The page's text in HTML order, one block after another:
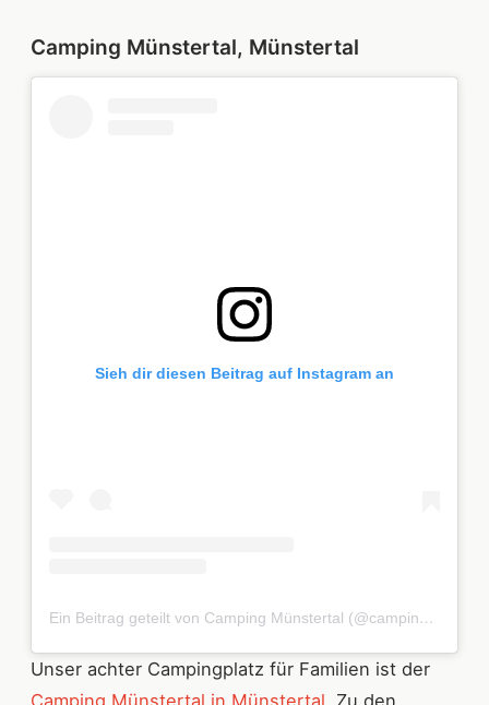
Camping Münstertal, Münstertal
Sieh dir diesen Beitrag auf Instagram an
Ein Beitrag geteilt von Camping Münstertal (@camping_muenstertal)
Unser achter Campingplatz für Familien ist der